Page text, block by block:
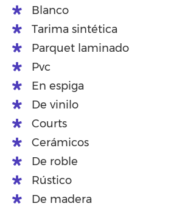
Blanco
Tarima sintética
Parquet laminado
Pvc
En espiga
De vinilo
Courts
Cerámicos
De roble
Rústico
De madera